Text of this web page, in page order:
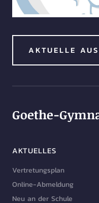
AKTUELLE
Goethe-
AKTUELLES
Vertretungsplan
Online-Abmeldung
Neu an der Schule